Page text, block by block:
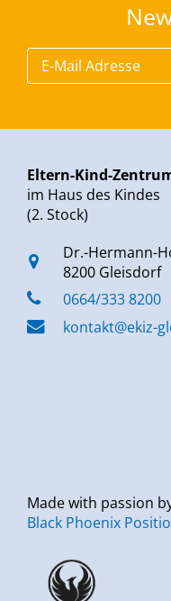
Eltern-Kind-
im Haus des Kindes
(2. Stock)
Dr.-Hermann-
8200 Gleisdorf
0664/333 8200
kontakt@ekiz-
Made with passion
Black Phoenix